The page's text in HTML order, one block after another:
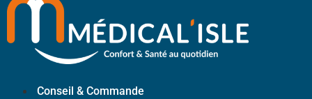
Conseil & Commande